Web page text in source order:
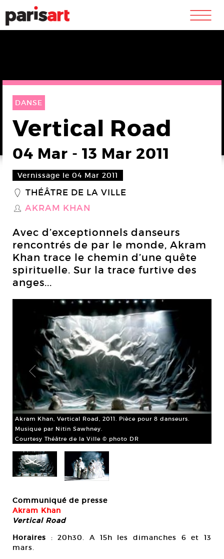
m
DANSE
Vertical Road
04 Mar - 13 Mar 2011
Vernissage le 04 Mar 2011
_ THÉÂTRE DE LA VILLE
S AKRAM KHAN
Avec d’exceptionnels danseurs
rencontrés de par le monde, Akram
Khan trace le chemin d’une quête
spirituelle. Sur la trace furtive des
anges...
Akram Khan, Vertical Road, 2011. Pièce pour 8 danseurs.
Musique par Nitin Sawhney.
Courtesy Théâtre de la Ville © photo DR
Communiqué de presse
Akram Khan
Vertical Road
Horaires : 20h30. A 15h les dimanches 6 et 13
mars.